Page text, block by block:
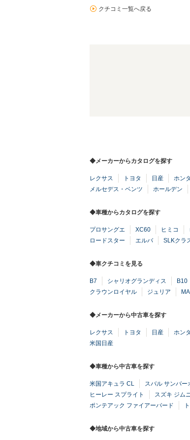
クチコミ一覧へ戻る
◆メーカーからカタログを探す
レクサス トヨタ 日産 ホン
メルセデス・ベンツ
ホールデン
◆車種からカタログを探す
プロサングエ XC60 ヒミコ
ロードスター
エルバ SLKクラ
◆車クチコミを見る
B7 シャリオグランディス B10
クラウンロイヤル
ジュリア
◆メーカーから中古車を探す
レクサス トヨタ 日産 ホン
米国日産
◆車種から中古車を探す
米国アキュラ CL スバル サンバー
ヒーレー スプライト
スズキ ジム
ポンテアック ファイアーバード
◆地域から中古車を探す